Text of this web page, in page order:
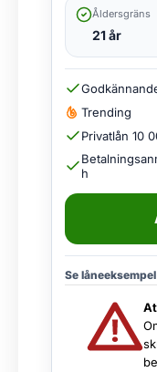
Åldersgräns
21 år
Trending
Privatlån 10
h
Se låneeksempel